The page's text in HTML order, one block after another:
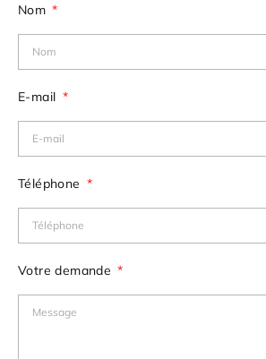
Nom
E-mail
Téléphone
Votre demande